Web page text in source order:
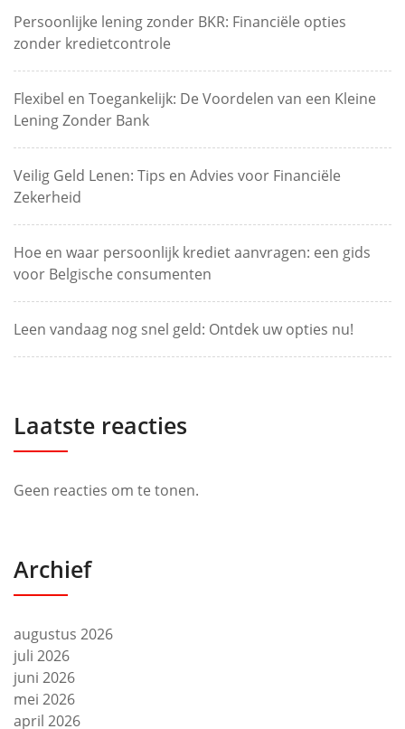
Persoonlijke lening zonder BKR: Financiële opties
zonder kredietcontrole
Flexibel en Toegankelijk: De Voordelen van een Kleine
Lening Zonder Bank
Veilig Geld Lenen: Tips en Advies voor Financiële
Zekerheid
Hoe en waar persoonlijk krediet aanvragen: een gids
voor Belgische consumenten
Leen vandaag nog snel geld: Ontdek uw opties nu!
Laatste reacties
Geen reacties om te tonen.
Archief
augustus 2026
juli 2026
juni 2026
mei 2026
april 2026